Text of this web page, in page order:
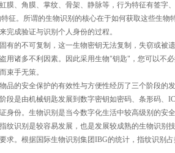
膜、角膜、掌纹、骨架、静脉等，行为特征有签字
征。所谓的生物识别的核心在于如何获取这些生物
完成验证与识别个人身份的过程。
有的不可复制，这一生物密钥无法复制，失窃或被
用诸多不利因素。因此采用生物"钥匙"，您可以不
束手无策。
品的安全保护的有效性与方便性经历了三个阶段的
段是由机械钥匙发展到数字密钥如密码、条形码、
身份。生物识别是当今数字化生活中较高级别的安全
纹识别是较容易发展，也是发展较成熟的生物识别
求。根据国际生物识别集团IBG的统计，指纹识别